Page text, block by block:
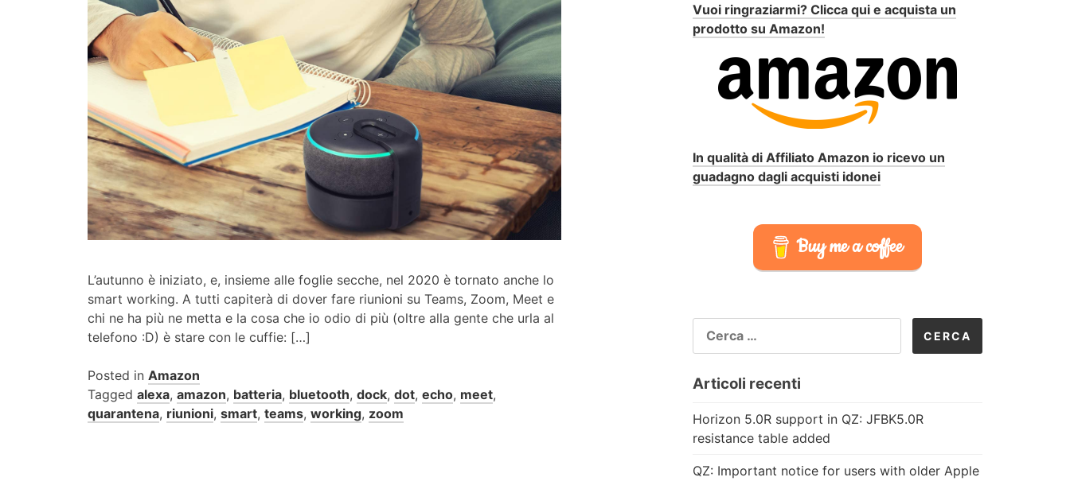
L’autunno è iniziato, e, insieme alle foglie secche, nel 2020 è tornato anche lo
smart working. A tutti capiterà di dover fare riunioni su Teams, Zoom, Meet e
chi ne ha più ne metta e la cosa che io odio di più (oltre alla gente che urla al
telefono :D) è stare con le cuffie: […]
Posted in Amazon
Tagged alexa, amazon, batteria, bluetooth, dock, dot, echo, meet,
quarantena, riunioni, smart, teams, working, zoom
Vuoi ringraziarmi? Clicca qui e acquista un
prodotto su Amazon!
In qualità di Affiliato Amazon io ricevo un
guadagno dagli acquisti idonei
Buy me a coffee
PER:
Articoli recenti
Horizon 5.0R support in QZ: JFBK5.0R
resistance table added
QZ: Important notice for users with older Apple